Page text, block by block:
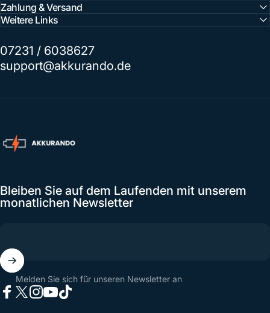
Zahlung & Versand
Weitere Links
07231 / 6038627
support@akkurando.de
Akkurando.de
Bleiben Sie auf dem Laufenden mit unserem
monatlichen Newsletter
Melden Sie sich für unseren Newsletter an